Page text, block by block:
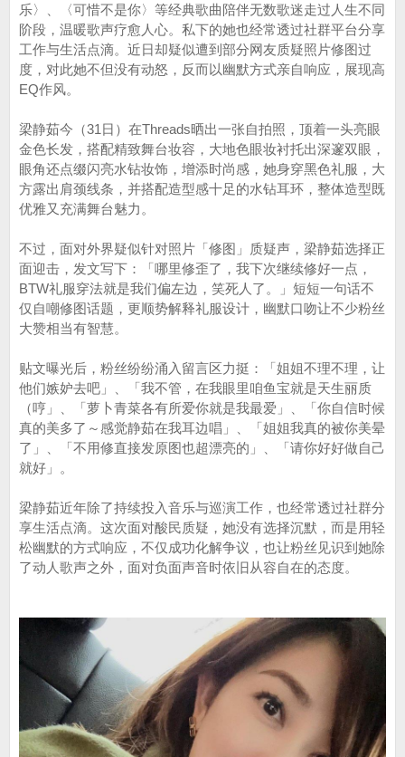
乐〉、〈可惜不是你〉等经典歌曲陪伴无数歌迷走过人生不同
阶段，温暖歌声疗愈人心。私下的她也经常透过社群平台分享
工作与生活点滴。近日却疑似遭到部分网友质疑照片修图过
度，对此她不但没有动怒，反而以幽默方式亲自响应，展现高
EQ作风。
梁静茹今（31日）在Threads晒出一张自拍照，顶着一头亮眼
金色长发，搭配精致舞台妆容，大地色眼妆衬托出深邃双眼，
眼角还点缀闪亮水钻妆饰，增添时尚感，她身穿黑色礼服，大
方露出肩颈线条，并搭配造型感十足的水钻耳环，整体造型既
优雅又充满舞台魅力。
不过，面对外界疑似针对照片「修图」质疑声，梁静茹选择正
面迎击，发文写下：「哪里修歪了，我下次继续修好一点，
BTW礼服穿法就是我们偏左边，笑死人了。」短短一句话不
仅自嘲修图话题，更顺势解释礼服设计，幽默口吻让不少粉丝
大赞相当有智慧。
贴文曝光后，粉丝纷纷涌入留言区力挺：「姐姐不理不理，让
他们嫉妒去吧」、「我不管，在我眼里咱鱼宝就是天生丽质
（哼」、「萝卜青菜各有所爱你就是我最爱」、「你自信时候
真的美多了～感觉静茹在我耳边唱」、「姐姐我真的被你美晕
了」、「不用修直接发原图也超漂亮的」、「请你好好做自己
就好」。
梁静茹近年除了持续投入音乐与巡演工作，也经常透过社群分
享生活点滴。这次面对酸民质疑，她没有选择沉默，而是用轻
松幽默的方式响应，不仅成功化解争议，也让粉丝见识到她除
了动人歌声之外，面对负面声音时依旧从容自在的态度。